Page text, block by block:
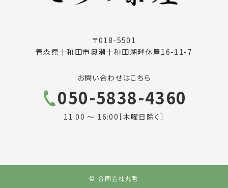
〒018-5501
青森県十和田市奥瀬十和田湖畔休屋16-11-7
お問い合わせはこちら
050-5838-4360
11:00 ～ 16:00［木曜日除く］
© 合同会社丸哲